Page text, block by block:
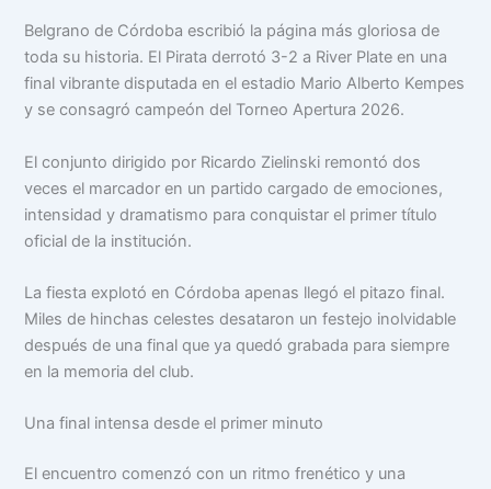
Belgrano de Córdoba escribió la página más gloriosa de
toda su historia. El Pirata derrotó 3-2 a River Plate en una
final vibrante disputada en el estadio Mario Alberto Kempes
y se consagró campeón del Torneo Apertura 2026.
El conjunto dirigido por Ricardo Zielinski remontó dos
veces el marcador en un partido cargado de emociones,
intensidad y dramatismo para conquistar el primer título
oficial de la institución.
La fiesta explotó en Córdoba apenas llegó el pitazo final.
Miles de hinchas celestes desataron un festejo inolvidable
después de una final que ya quedó grabada para siempre
en la memoria del club.
Una final intensa desde el primer minuto
El encuentro comenzó con un ritmo frenético y una